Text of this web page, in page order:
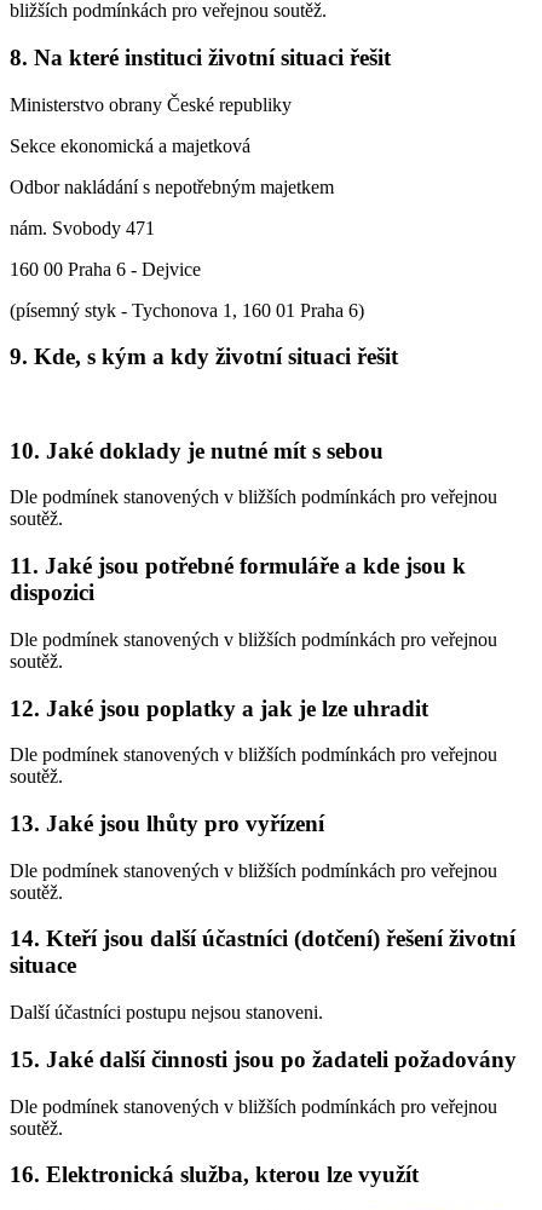
bližších podmínkách pro veřejnou soutěž.
8. Na které instituci životní situaci řešit
Ministerstvo obrany České republiky
Sekce ekonomická a majetková
Odbor nakládání s nepotřebným majetkem
nám. Svobody 471
160 00 Praha 6 - Dejvice
(písemný styk - Tychonova 1, 160 01 Praha 6)
9. Kde, s kým a kdy životní situaci řešit
10. Jaké doklady je nutné mít s sebou
Dle podmínek stanovených v bližších podmínkách pro veřejnou
soutěž.
11. Jaké jsou potřebné formuláře a kde jsou k
dispozici
Dle podmínek stanovených v bližších podmínkách pro veřejnou
soutěž.
12. Jaké jsou poplatky a jak je lze uhradit
Dle podmínek stanovených v bližších podmínkách pro veřejnou
soutěž.
13. Jaké jsou lhůty pro vyřízení
Dle podmínek stanovených v bližších podmínkách pro veřejnou
soutěž.
14. Kteří jsou další účastníci (dotčení) řešení životní
situace
Další účastníci postupu nejsou stanoveni.
15. Jaké další činnosti jsou po žadateli požadovány
Dle podmínek stanovených v bližších podmínkách pro veřejnou
soutěž.
16. Elektronická služba, kterou lze využít